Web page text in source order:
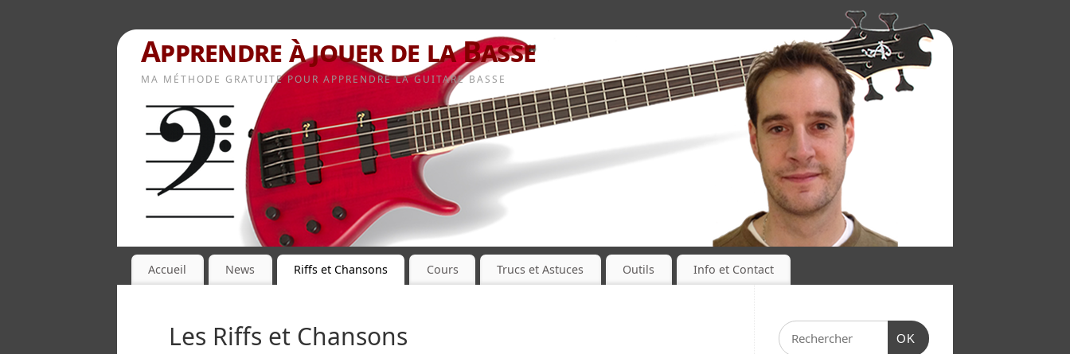
Apprendre à jouer de la Basse
MA MÉTHODE GRATUITE POUR APPRENDRE LA GUITARE BASSE
Accueil News Riffs et Chansons Cours Trucs et Astuces Outils Info et Contact
Les Riffs et Chansons OK